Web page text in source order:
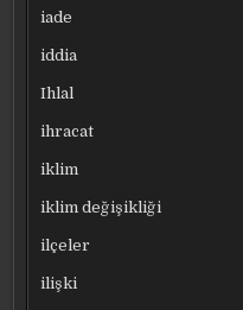
iade
iddia
Ihlal
ihracat
iklim
iklim değişikliği
ilçeler
ilişki